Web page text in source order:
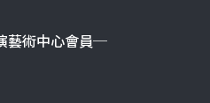
藝術中心會員─